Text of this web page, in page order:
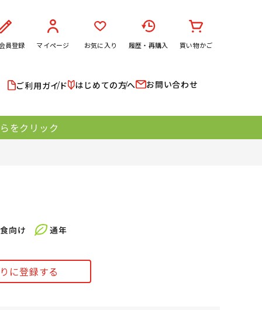
員登録 マイページ お気に入り 履歴・再購入 買い物かご
ご利用ガイド はじめての方へ お問い合わせ
をクリック
に登録する